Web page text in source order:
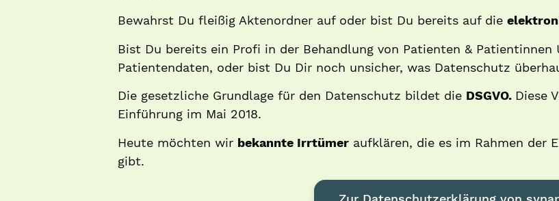
Bewahrst Du fleißig Aktenordner auf oder bist Du bereits auf die
Bist Du bereits ein Profi in der Behandlung von Patienten & Patientinnen
Patientendaten, oder bist Du Dir noch unsicher, was Datenschutz
Die gesetzliche Grundlage für den Datenschutz bildet die DSGVO. Diese
Einführung im Mai 2018.
Heute möchten wir bekannte Irrtümer aufklären, die es im Rahmen der
gibt.